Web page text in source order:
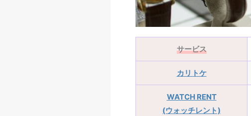
サービス
カリトケ
WATCH RENT
(ウォッチレント)